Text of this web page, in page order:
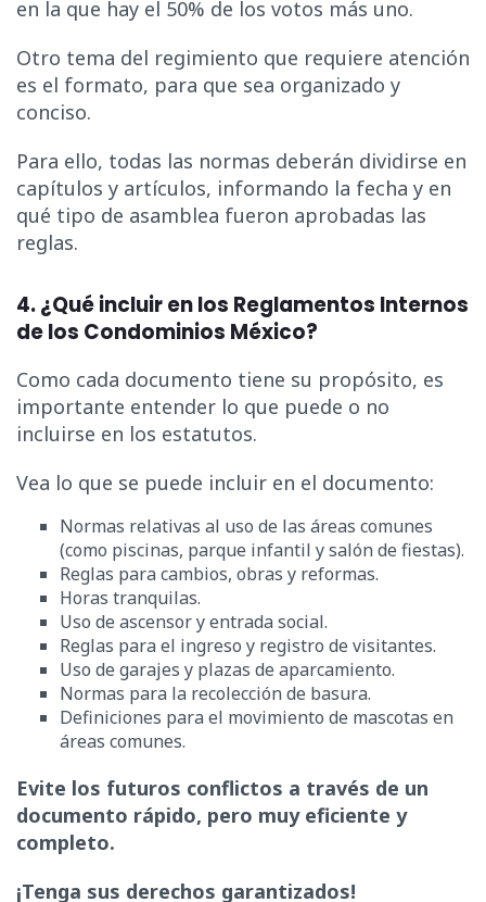
en la que hay el 50% de los votos más uno.
Otro tema del regimiento que requiere atención
es el formato, para que sea organizado y
conciso.
Para ello, todas las normas deberán dividirse en
capítulos y artículos, informando la fecha y en
qué tipo de asamblea fueron aprobadas las
reglas.
4. ¿Qué incluir en los Reglamentos Internos
de los Condominios México?
Como cada documento tiene su propósito, es
importante entender lo que puede o no
incluirse en los estatutos.
Vea lo que se puede incluir en el documento:
Normas relativas al uso de las áreas comunes
(como piscinas, parque infantil y salón de fiestas).
Reglas para cambios, obras y reformas.
Horas tranquilas.
Uso de ascensor y entrada social.
Reglas para el ingreso y registro de visitantes.
Uso de garajes y plazas de aparcamiento.
Normas para la recolección de basura.
Definiciones para el movimiento de mascotas en
áreas comunes.
Evite los futuros conflictos a través de un
documento rápido, pero muy eficiente y
completo.
¡Tenga sus derechos garantizados!